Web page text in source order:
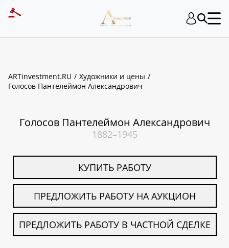
ARTinvestment.RU
Художники и цены
Голосов Пантелеймон Александрович
Голосов Пантелеймон Александрович
1882–1945
КУПИТЬ РАБОТУ
ПРЕДЛОЖИТЬ РАБОТУ НА АУКЦИОН
ПРЕДЛОЖИТЬ РАБОТУ В ЧАСТНОЙ СДЕЛКЕ